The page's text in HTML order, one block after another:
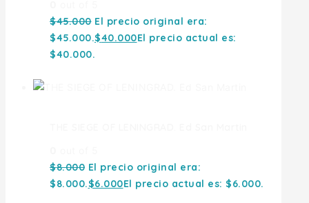
$45.000 El precio original era:
$45.000.$40.000El precio actual es:
$40.000.
$8.000 El precio original era:
$8.000.$6.000El precio actual es: $6.000.